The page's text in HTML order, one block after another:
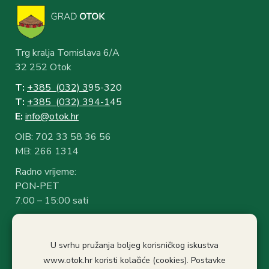
Trg kralja Tomislava 6/A
32 252 Otok
T: +385 (032) 395-320
T: +385 (032) 394-145
E: info@otok.hr
OIB: 702 33 58 36 56
MB: 266 1314
Radno vrijeme:
PON-PET
7:00 – 15:00 sati
Stanka: 10:30-11.00
U svrhu pružanja boljeg korisničkog iskustva
www.otok.hr koristi kolačiće (cookies). Postavke